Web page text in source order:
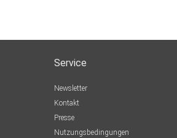
Service
Newsletter
Kontakt
Presse
Nutzungsbedingungen